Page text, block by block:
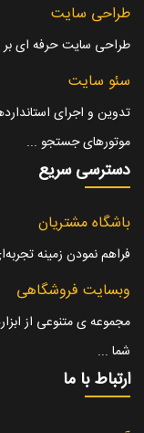
طراحی سایت
طراحی سایت حرفه ای بر
سئو سایت
تدوین و اجرای
موتورهای جستجو ...
دسترسی سریع
باشگاه مشتریان
فراهم نمودن زمینه
وبسایت فروشگاهی
مجموعه ی متنوعی از
شما ...
ارتباط با ما